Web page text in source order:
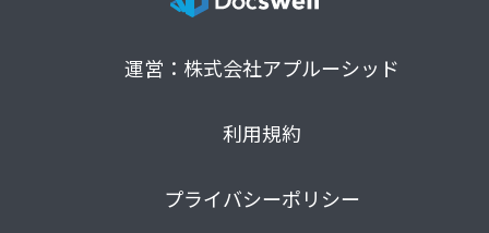
運営：株式会社アプルーシッド
利用規約
プライバシーポリシー